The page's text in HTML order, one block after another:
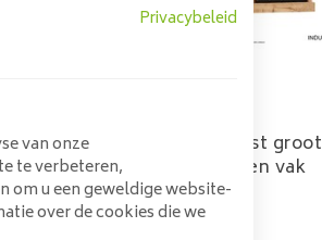
Industry tv kast groot
2dr-1la-1open vak
859,00
Privacybeleid
van onze
te verbeteren,
om u een geweldige website-
over de cookies die we